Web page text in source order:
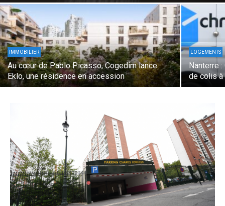
IMMOBILIER
Au cœur de Pablo Picasso, Cogedim lance
Eklo, une résidence en accession
LOGEMENTS
Nanterre
de colis